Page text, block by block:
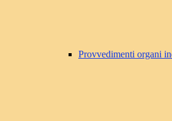
Provvedimenti organi